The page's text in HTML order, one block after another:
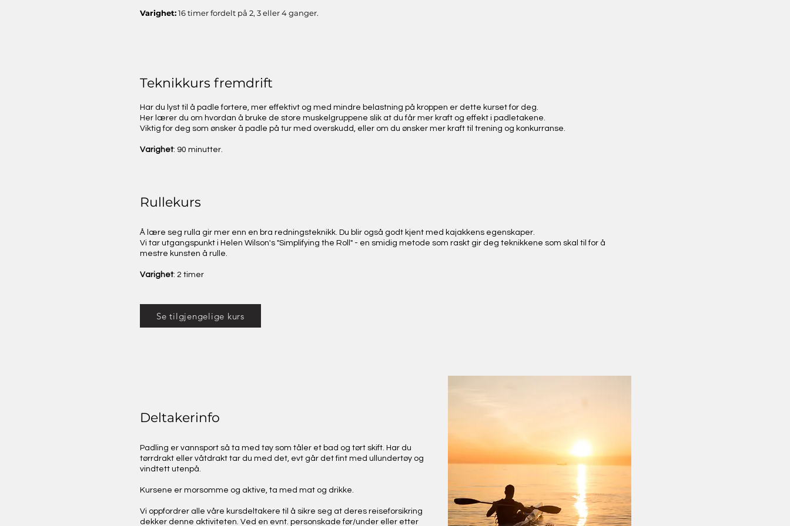
Varighet:16 timer fordelt på 2, 3 eller 4 ganger.
Teknikkurs fremdrift
Har du lyst til å padle fortere, mer effektivt og med mindre belastning på kroppen er dette kurset for deg.
Her lærer du om hvordan å bruke de store muskelgruppene slik at du får mer kraft og effekt i padletakene.
Viktig for deg som ønsker å padle på tur med overskudd, eller om du ønsker mer kraft til trening og konkurranse.
Varighet: 90 minutter.
Rullekurs​
Å lære seg rulla gir mer enn en bra redningsteknikk. Du blir også godt kjent med kajakkens egenskaper.
Vi tar utgangspunkt i Helen Wilson's "Simplifying the Roll" - en smidig metode som raskt gir deg teknikkene som skal til for å
mestre kunsten å rulle.
Varighet: 2 timer
Se tilgjengelige kurs
​Deltakerinfo
Padling er vannsport så ta med tøy som tåler et bad og tørt skift. Har du
tørrdrakt eller våtdrakt tar du med det, evt går det fint med ullundertøy og
vindtett utenpå.
Kursene er morsomme og aktive, ta med mat og drikke.
Vi oppfordrer alle våre kursdeltakere til å sikre seg at deres reiseforsikring
dekker denne aktiviteten. Ved en evnt. personskade før/under eller etter